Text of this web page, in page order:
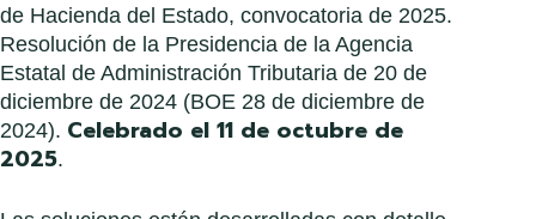
de Hacienda del Estado, convocatoria de 2025.
Resolución de la Presidencia de la Agencia
Estatal de Administración Tributaria de 20 de
diciembre de 2024 (BOE 28 de diciembre de
2024). Celebrado el 11 de octubre de
2025.